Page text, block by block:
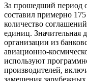
За прошедший период
составил примерно
количество
единиц. Значительная
организации из
авиационно-
используют
производителей,
замещения зарубежных